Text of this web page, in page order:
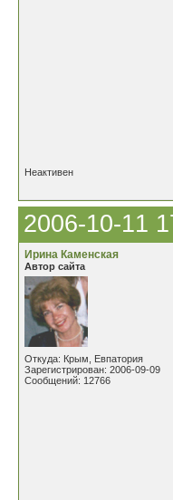
Неактивен
2006-10-11
Ирина Каменская
Автор сайта
Откуда: Крым, Евпатория
Зарегистрирован: 2006-09-09
Сообщений: 12766